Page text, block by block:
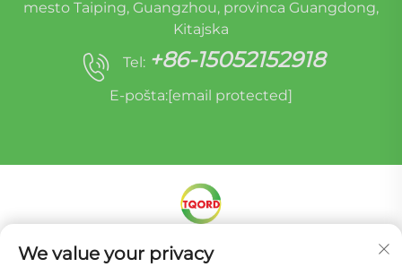
mesto Taiping, Guangzhou, provinca Guangdong,
Kitajska
Tel: +86-15052152918
E-pošta:[email protected]
Avtorske pravice © Miracle Oruide (Guangzhou)
We value your privacy